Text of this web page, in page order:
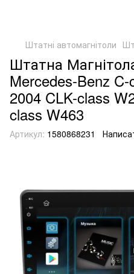
Штатні автомагнітоли
Штатна
Mercedes-Benz
2004 CLK-class
class W463
Артикул: 1580868231